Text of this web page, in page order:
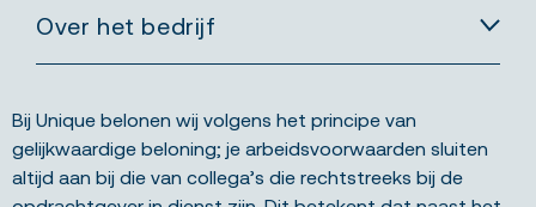
Over het bedrijf
Bij Unique belonen wij volgens het principe van
gelijkwaardige beloning; je arbeidsvoorwaarden sluiten
altijd aan bij die van collega’s die rechtstreeks bij de